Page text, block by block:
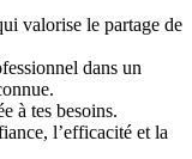
valorise le partage de
dans un
à tes besoins.
l’efficacité et la